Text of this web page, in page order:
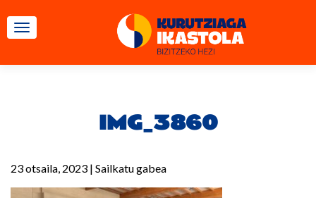
TOGGLE NAVIGATION
IMG_3860
23 otsaila, 2023 | Sailkatu gabea